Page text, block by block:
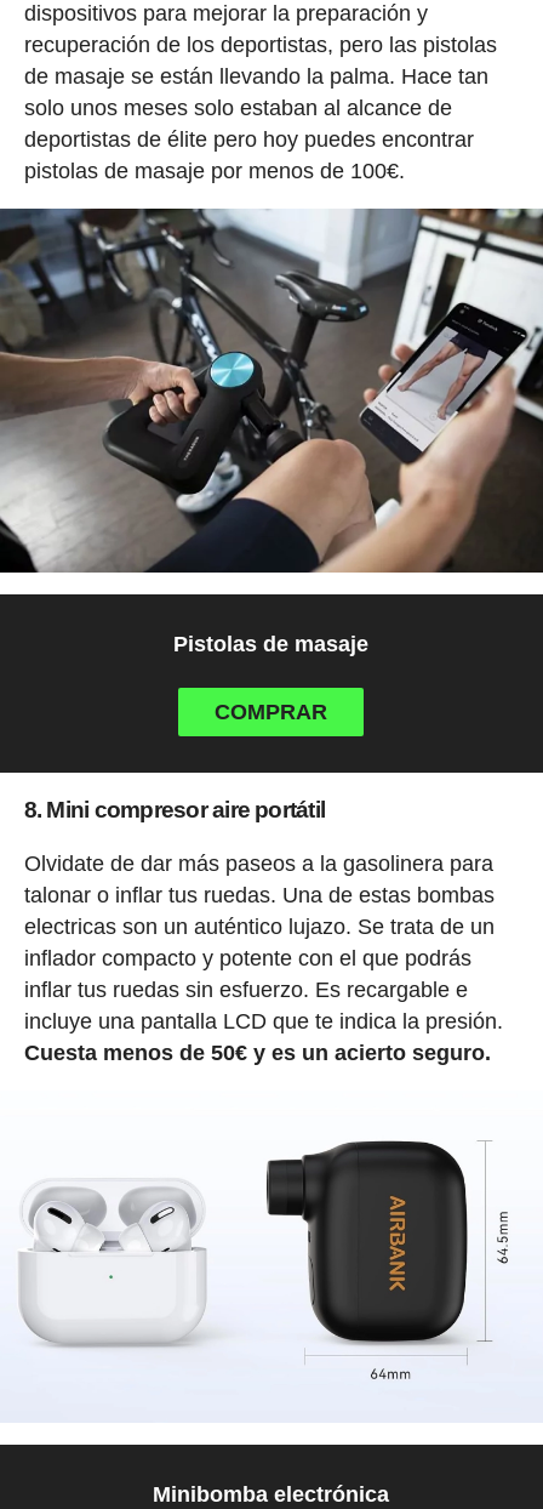
dispositivos para mejorar la preparación y
recuperación de los deportistas, pero las pistolas
de masaje se están llevando la palma. Hace tan
solo unos meses solo estaban al alcance de
deportistas de élite pero hoy puedes encontrar
pistolas de masaje por menos de 100€.
Pistolas de masaje
COMPRAR
8. Mini compresor aire portátil
Olvidate de dar más paseos a la gasolinera para
talonar o inflar tus ruedas. Una de estas bombas
electricas son un auténtico lujazo. Se trata de un
inflador compacto y potente con el que podrás
inflar tus ruedas sin esfuerzo. Es recargable e
incluye una pantalla LCD que te indica la presión.
Cuesta menos de 50€ y es un acierto seguro.
Minibomba electrónica